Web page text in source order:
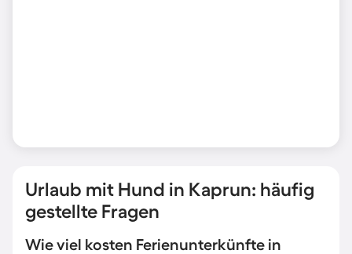
Urlaub mit Hund in Kaprun: häufig
gestellte Fragen
Wie viel kosten Ferienunterkünfte in